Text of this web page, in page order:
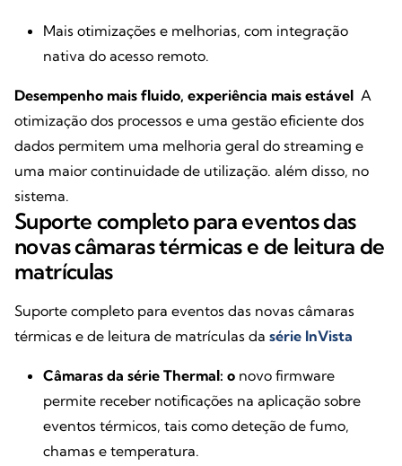
Mais otimizações e melhorias, com integração
nativa do acesso remoto.
Desempenho mais fluido, experiência mais estável A
otimização dos processos e uma gestão eficiente dos
dados permitem uma melhoria geral do streaming e
uma maior continuidade de utilização. além disso, no
sistema.
Suporte completo para eventos das
novas câmaras térmicas e de leitura de
matrículas
Suporte completo para eventos das novas câmaras
térmicas e de leitura de matrículas da série InVista
Câmaras da série Thermal: o novo firmware
permite receber notificações na aplicação sobre
eventos térmicos, tais como deteção de fumo,
chamas e temperatura.